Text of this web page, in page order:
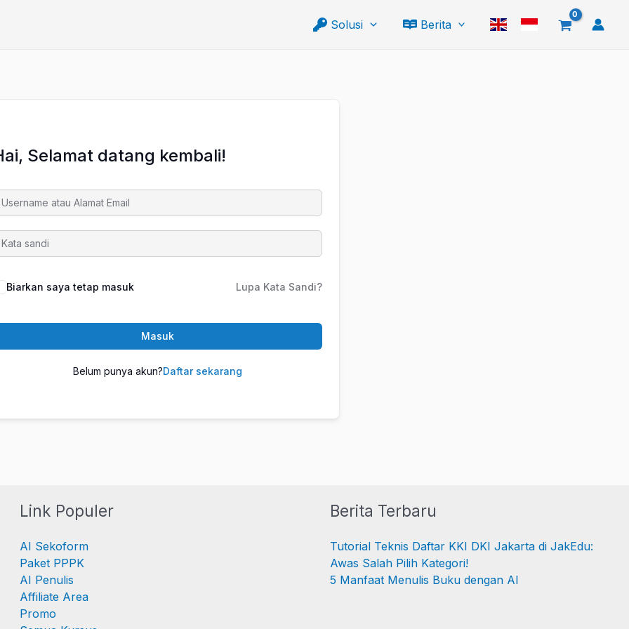
Solusi
Berita
Selamat datang kembali!
Biarkan saya tetap masuk Lupa Kata Sandi?
Masuk
Belum punya akun?Daftar sekarang
Link Populer
AI Sekoform
Paket PPPK
AI Penulis
Affiliate Area
Promo
Berita Terbaru
Tutorial Teknis Daftar KKI DKI Jakarta di JakEdu:
Awas Salah Pilih Kategori!
5 Manfaat Menulis Buku dengan AI